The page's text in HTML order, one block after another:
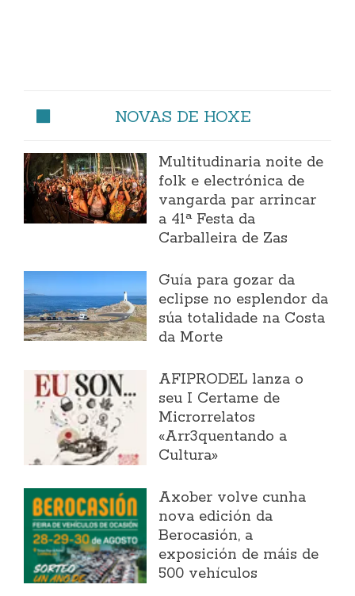
NOVAS DE HOXE
Multitudinaria noite de
folk e electrónica de
vangarda par arrincar
a 41ª Festa da
Carballeira de Zas
Guía para gozar da
eclipse no esplendor da
súa totalidade na Costa
da Morte
AFIPRODEL lanza o
seu I Certame de
Microrrelatos
«Arr3quentando a
Cultura»
Axober volve cunha
nova edición da
Berocasión, a
exposición de máis de
500 vehículos